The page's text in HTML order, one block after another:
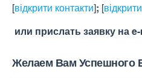
[відкрити контакти]; [
или прислать заявку на e-
Желаем Вам Успешного